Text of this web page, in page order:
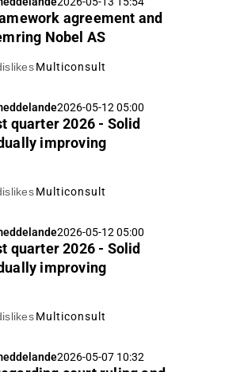
agreement and
Nobel AS
Multiconsult
2026-05-12 05:00
quarter 2026 - Solid
improving
Multiconsult
2026-05-12 05:00
quarter 2026 - Solid
improving
Multiconsult
2026-05-07 10:32